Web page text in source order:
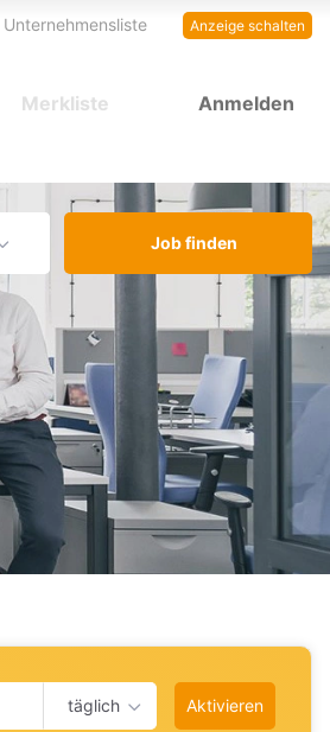
Anzeige schalten
Unternehmensliste
Anmelden
Merkliste
aktuellen Ort verwenden
Job finden
täglich Aktivieren